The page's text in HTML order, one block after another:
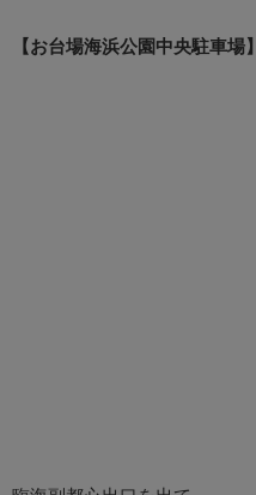
【お台場海浜公園中央駐車場】